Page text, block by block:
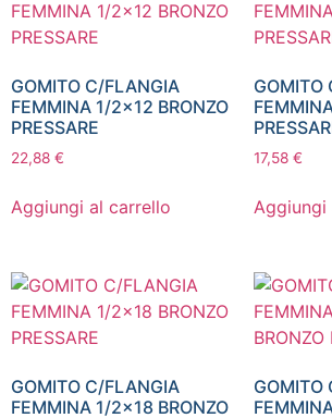
GOMITO C/FLANGIA
FEMMINA 1/2×12 BRONZO
PRESSARE
22,88 €
Aggiungi al carrello
GOMITO
17,58 €
GOMITO C/FLANGIA
FEMMINA 1/2×18 BRONZO
GOMITO